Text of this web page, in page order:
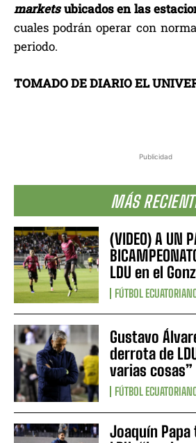
Publicidad
MÁS
(VIDEO) A UN
LDU en el
FÚTBOL
Gustavo
derrota de
varias cosas”
FÚTBOL
Joaquín
marketsubicados en las
cuales podrán operar con
periodo.
TOMADO DE DIARIO EL